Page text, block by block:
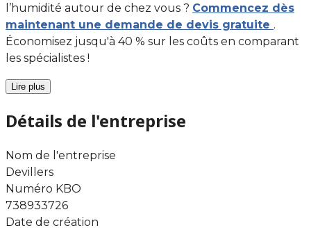
l’humidité autour de chez vous ? Commencez dès
maintenant une demande de devis gratuite .
Économisez jusqu'à 40 % sur les coûts en comparant
les spécialistes !
Lire plus
Détails de l'entreprise
Nom de l'entreprise
Devillers
Numéro KBO
738933726
Date de création